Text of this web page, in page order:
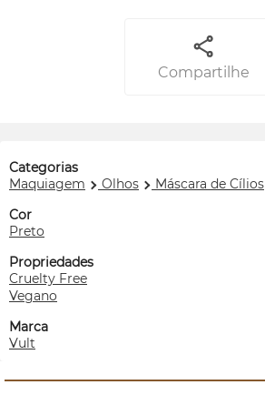
Compartilhe
Categorias
Maquiagem
Olhos
Máscara de Cílios
Cor
Preto
Propriedades
Cruelty Free
Vegano
Marca
Vult